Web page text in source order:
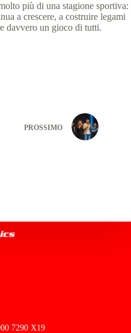
più di una stagione sportiva:
a crescere, a costruire legami
davvero un gioco di tutti.
PROSSIMO
7290 X19